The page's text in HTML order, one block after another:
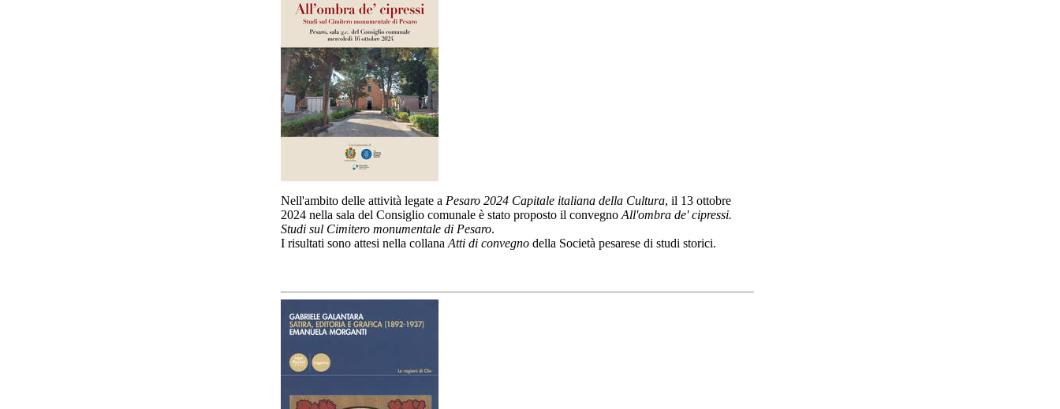
Nell'ambito delle attività legate a Pesaro 2024 Capitale italiana della Cultura, il 13 ottobre
2024 nella sala del Consiglio comunale è stato proposto il convegnoAll'ombra de' cipressi.
Studi sul Cimitero monumentale di Pesaro.
I risultati sono attesi nella collanaAtti di convegno della Società pesarese di studi storici.